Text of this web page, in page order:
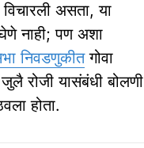
असता, या
नाही; पण अशा
निवडणुकीतगोवा
रोजी यासंबंधी बोलणी
होता.